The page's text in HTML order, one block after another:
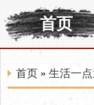
首页
首页 » 生活一点